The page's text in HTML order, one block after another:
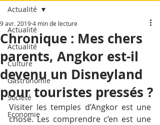
Actualité
Actualité
Culture
Gastronomie
Société
Economie
Actualité
Chronique : Mes chers
parents, Angkor est-il
devenu un Disneyland
pour touristes pressés ?
9 avr. 20194 min de lecture
Visiter les temples d’Angkor est une
chose. Les comprendre c’en est une